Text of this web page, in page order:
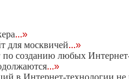
...»
для москвичей...»
по созданию любых
...»